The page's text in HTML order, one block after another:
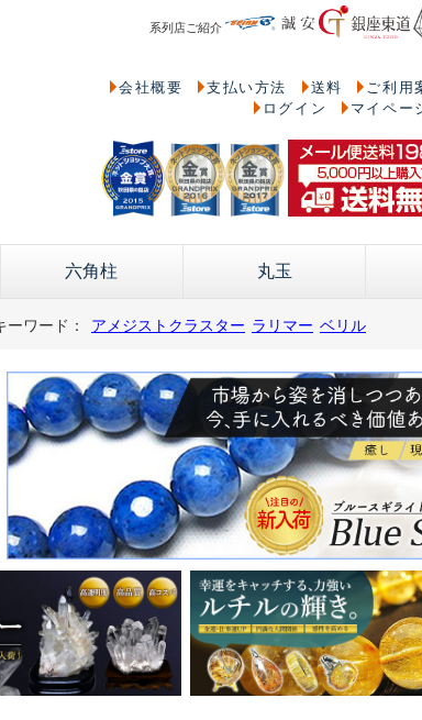
系列店ご紹介
会社概要 支払い方法 送料 ご利用
ログイン
マイペー
六角柱 丸玉
ーワード： アメジストクラスター ラリマー ベリル